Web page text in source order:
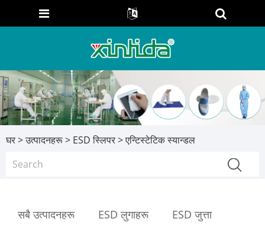
घर>उत्पादनहरू> ESD स्लिपर> एन्टिस्टेटिक स्यान्डल
सबै उत्पादनहरू ESD लुगाहरू ESD जुत्ता